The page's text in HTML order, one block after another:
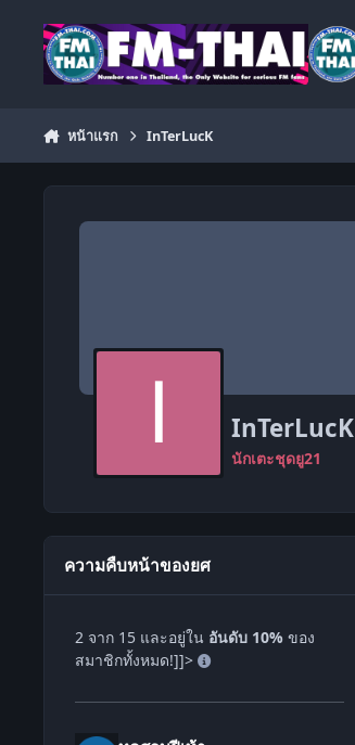
หน้าแรก InTerLucK
InTerLucK
นักเตะชุดยู21
ความคืบหน้าของยศ
2 จาก 15 และอยู่ใน อันดับ 10% ของ
สมาชิกทั้งหมด!]]>